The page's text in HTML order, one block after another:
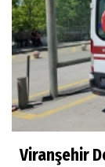
Alt
Viranşehir